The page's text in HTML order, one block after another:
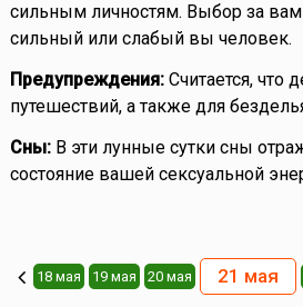
сильным личностям. Выбор за
сильный или слабый вы человек.
Предупреждения:Считается, что
путешествий, а также для
Сны:В эти лунные сутки сны
состояние вашей сексуальной
18 мая 19 мая 20 мая 21 мая